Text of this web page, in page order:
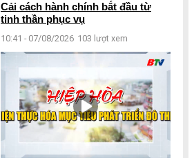
Cải cách hành chính bắt đầu từ
tinh thần phục vụ
10:41 - 07/08/2026 103 lượt xem